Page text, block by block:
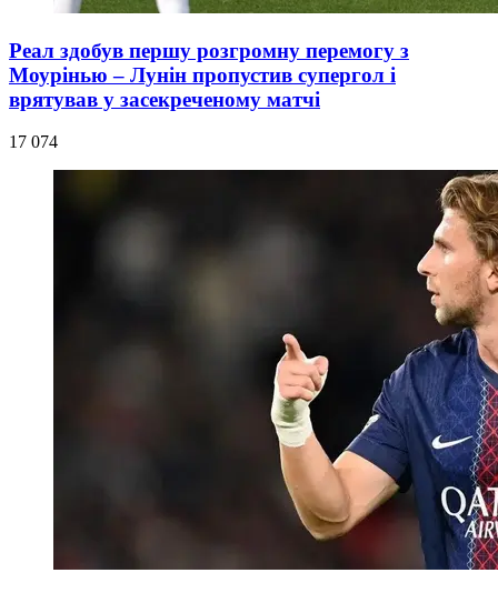
Реал здобув першу розгромну перемогу з
Моурінью – Лунін пропустив супергол і
врятував у засекреченому матчі
17 074